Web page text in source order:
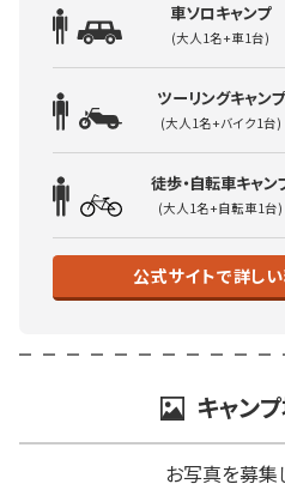
車ソロキャンプ
(大人1名+車1台)
ツーリングキャンプ
(大人1名+バイク1台)
徒歩・自転車キャン
(大人1名+自転車1台)
公式サイトで詳し
キャン
お写真を募集